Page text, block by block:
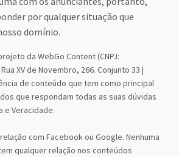
por qualquer situação que
domínio.
da WebGo Content (CNPJ:
XV de Novembro, 266. Conjunto 33 |
de conteúdo que tem como principal
que respondam todas as suas dúvidas
e Veracidade.
com Facebook ou Google. Nenhuma
qualquer relação nos conteúdos